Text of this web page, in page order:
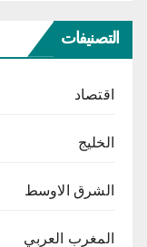
التصنيفات
اقتصاد
الخليج
الشرق الاوسط
المغرب العربي